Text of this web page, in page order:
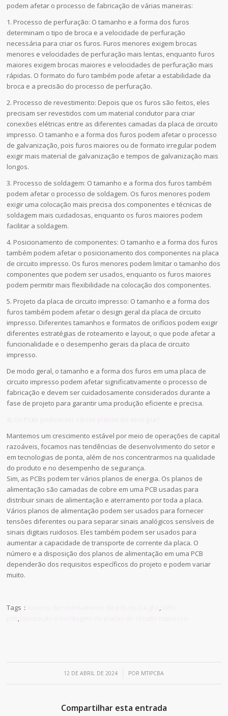
podem afetar o processo de fabricação de várias maneiras:
1. Processo de perfuração: O tamanho e a forma dos furos
determinam o tipo de broca e a velocidade de perfuração
necessária para criar os furos. Furos menores exigem brocas
menores e velocidades de perfuração mais lentas, enquanto furos
maiores exigem brocas maiores e velocidades de perfuração mais
rápidas. O formato do furo também pode afetar a estabilidade da
broca e a precisão do processo de perfuração.
2. Processo de revestimento: Depois que os furos são feitos, eles
precisam ser revestidos com um material condutor para criar
conexões elétricas entre as diferentes camadas da placa de circuito
impresso. O tamanho e a forma dos furos podem afetar o processo
de galvanização, pois furos maiores ou de formato irregular podem
exigir mais material de galvanização e tempos de galvanização mais
longos.
3. Processo de soldagem: O tamanho e a forma dos furos também
podem afetar o processo de soldagem. Os furos menores podem
exigir uma colocação mais precisa dos componentes e técnicas de
soldagem mais cuidadosas, enquanto os furos maiores podem
facilitar a soldagem.
4. Posicionamento de componentes: O tamanho e a forma dos furos
também podem afetar o posicionamento dos componentes na placa
de circuito impresso. Os furos menores podem limitar o tamanho dos
componentes que podem ser usados, enquanto os furos maiores
podem permitir mais flexibilidade na colocação dos componentes.
5. Projeto da placa de circuito impresso: O tamanho e a forma dos
furos também podem afetar o design geral da placa de circuito
impresso. Diferentes tamanhos e formatos de orifícios podem exigir
diferentes estratégias de roteamento e layout, o que pode afetar a
funcionalidade e o desempenho gerais da placa de circuito
impresso.
De modo geral, o tamanho e a forma dos furos em uma placa de
circuito impresso podem afetar significativamente o processo de
fabricação e devem ser cuidadosamente considerados durante a
fase de projeto para garantir uma produção eficiente e precisa.
Mantemos um crescimento estável por meio de operações de capital
razoáveis, focamos nas tendências de desenvolvimento do setor e
em tecnologias de ponta, além de nos concentrarmos na qualidade
do produto e no desempenho de segurança.
Sim, as PCBs podem ter vários planos de energia. Os planos de
alimentação são camadas de cobre em uma PCB usadas para
distribuir sinais de alimentação e aterramento por toda a placa.
Vários planos de alimentação podem ser usados para fornecer
tensões diferentes ou para separar sinais analógicos sensíveis de
sinais digitais ruidosos. Eles também podem ser usados para
aumentar a capacidade de transporte de corrente da placa. O
número e a disposição dos planos de alimentação em uma PCB
dependerão dos requisitos específicos do projeto e podem variar
muito.
Tags： ,
,
12 DE ABRIL DE 2024
/ POR MTIPCBA
Compartilhar esta entrada